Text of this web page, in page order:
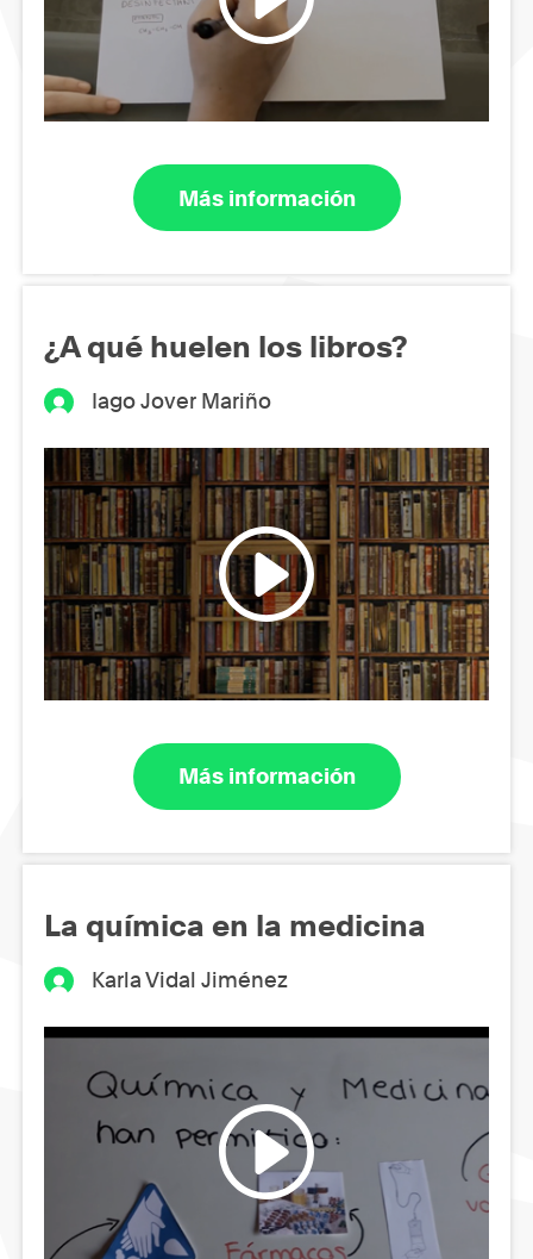
Más información
¿A qué huelen los libros?
Iago Jover Mariño
Más información
La química en la medicina
Karla Vidal Jiménez